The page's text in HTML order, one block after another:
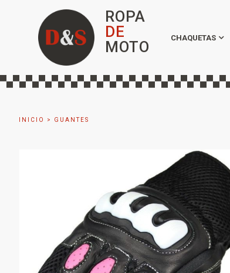
ROPA
DE
MOTO
CHAQUETAS
INICIO > GUANTES